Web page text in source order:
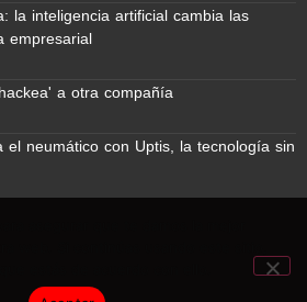
la inteligencia artificial cambia las
empresarial
a otra compañía
el neumático con Uptis, la tecnología sin